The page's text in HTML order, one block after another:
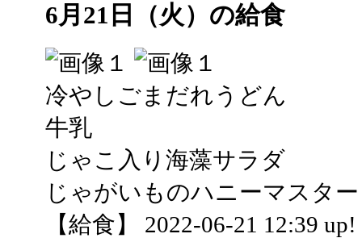
6月21日（火）の給食
冷やしごまだれうどん
牛乳
じゃこ入り海藻サラダ
じゃがいものハニーマスタ
【給食】 2022-06-21 12:39 up!